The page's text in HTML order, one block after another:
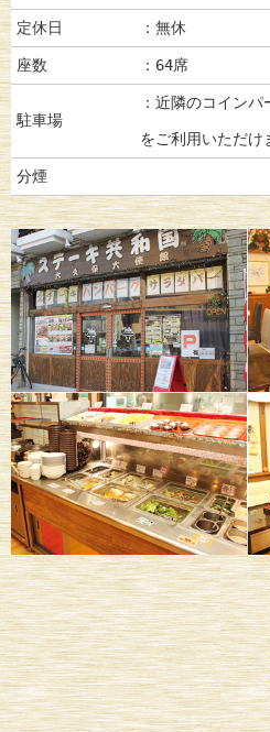
定休日 ：無休
座数 ：64席
駐車場
：近隣のコインパ
をご利用いただけ
分煙